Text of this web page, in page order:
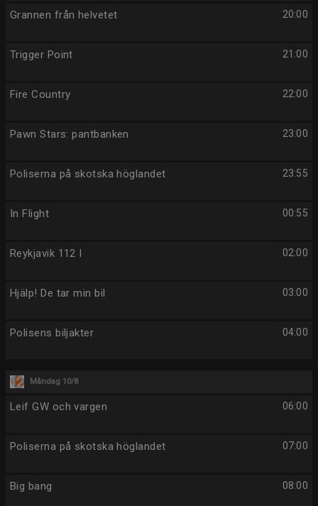
20:00
Grannen från helvetet
21:00
Trigger Point
22:00
Fire Country
23:00
Pawn Stars: pantbanken
23:55
Poliserna på skotska höglandet
00:55
In Flight
02:00
Reykjavik 112 I
03:00
Hjälp! De tar min bil
04:00
Polisens biljakter
Måndag 10/8
06:00
Leif GW och vargen
07:00
Poliserna på skotska höglandet
08:00
Big bang